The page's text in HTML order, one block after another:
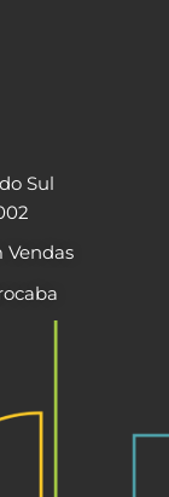
Sul
Vendas